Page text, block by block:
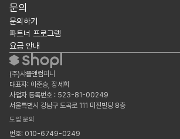
문의
문의하기
파트너 프로그램
요금 안내
(주)샤플앤컴퍼니
대표자: 이준승, 장세희
사업자 등록번호 : 523-81-00249
서울특별시 강남구 도곡로 111 미진빌딩 8층
도입 문의
번호: 010-6749-0249